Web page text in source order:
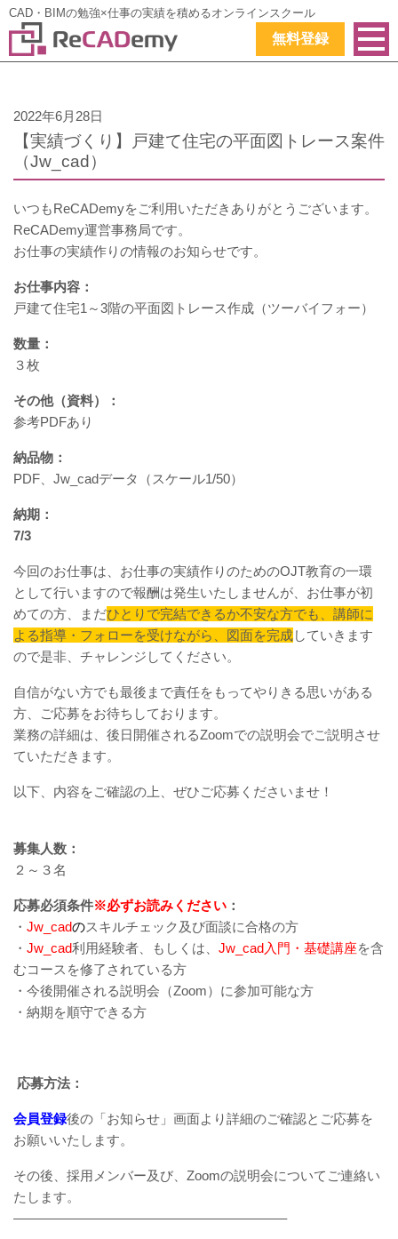
CAD・BIMの勉強×仕事の実績を積めるオンラインスクール
無料登録
2022年6月28日
【実績づくり】戸建て住宅の平面図トレース案件
（Jw_cad）
いつもReCADemyをご利用いただきありがとうございます。
ReCADemy運営事務局です。
お仕事の実績作りの情報のお知らせです。
お仕事内容：
戸建て住宅1～3階の平面図トレース作成（ツーバイフォー）
数量：
３枚
その他（資料）：
参考PDFあり
納品物：
PDF、Jw_cadデータ（スケール1/50）
納期：
7/3
今回のお仕事は、お仕事の実績作りのためのOJT教育の一環
として行いますので報酬は発生いたしませんが、お仕事が初
めての方、まだひとりで完結できるか不安な方でも、講師に
よる指導・フォローを受けながら、図面を完成していきます
ので是非、チャレンジしてください。
自信がない方でも最後まで責任をもってやりきる思いがある
方、ご応募をお待ちしております。
業務の詳細は、後日開催されるZoomでの説明会でご説明させ
ていただきます。
以下、内容をご確認の上、ぜひご応募くださいませ！
募集人数：
２～３名
応募必須条件※必ずお読みください ：
・ Jw_cadのスキルチェック及び面談に合格の方
・ Jw_cad利用経験者、もしくは、 Jw_cad入門・基礎講座を含
むコースを修了されている方
・今後開催される説明会（Zoom）に参加可能な方
・納期を順守できる方
応募方法：
会員登録後の「お知らせ」画面より詳細のご確認とご応募を
お願いいたします。
その後、採用メンバー及び、Zoomの説明会についてご連絡い
たします。
————————————————————–